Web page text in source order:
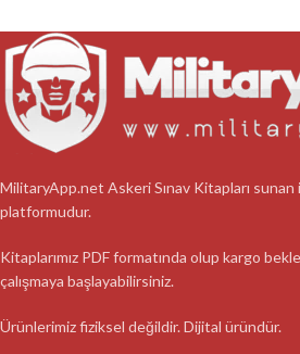
MilitaryApp.net Askeri Sınav Kitapları
platformudur.
Kitaplarımız PDF formatında olup kargo
çalışmaya başlayabilirsiniz.
Ürünlerimiz fiziksel değildir. Dijital üründür.